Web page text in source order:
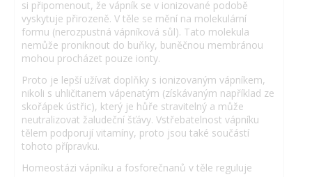
si připomenout, že vápník se v ionizované podobě
vyskytuje přirozeně. V těle se mění na molekulární
formu (nerozpustná vápníková sůl). Tato molekula
nemůže proniknout do buňky, buněčnou membránou
mohou procházet pouze ionty.
Proto je lepší užívat doplňky s ionizovaným vápníkem,
nikoli s uhličitanem vápenatým (získávaným například ze
skořápek ústřic), který je hůře stravitelný a může
neutralizovat žaludeční šťávy. Vstřebatelnost vápníku
tělem podporují vitamíny, proto jsou také součástí
tohoto přípravku.
Homeostázi vápníku a fosforečnanů v těle reguluje